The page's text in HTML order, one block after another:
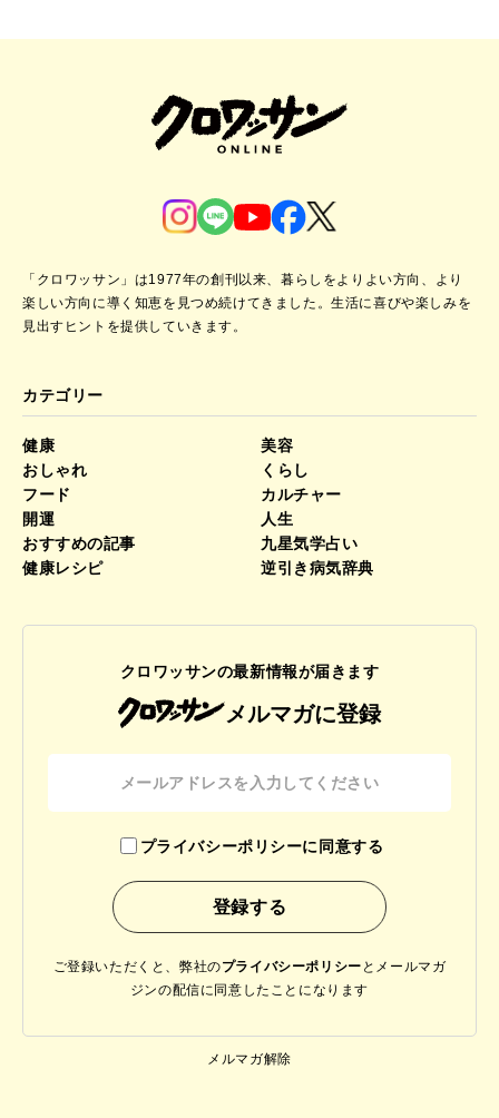
「クロワッサン」は1977年の創刊以来、暮らしをよりよい方向、より
楽しい方向に導く知恵を見つめ続けてきました。生活に喜びや楽しみを
見出すヒントを提供していきます。
カテゴリー
健康
美容
おしゃれ
くらし
フード
カルチャー
開運
人生
おすすめの記事
九星気学占い
健康レシピ
逆引き病気辞典
クロワッサンの最新情報が届きます
メルマガに登録
プライバシーポリシーに同意する
ご登録いただくと、弊社のプライバシーポリシー と メールマガ
ジンの配信に同意したことになります
メルマガ解除